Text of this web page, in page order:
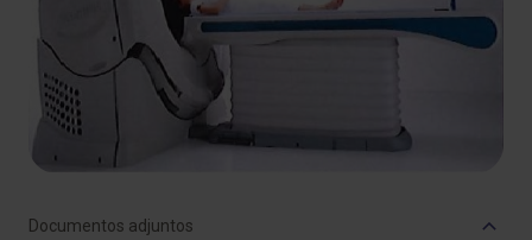
Documentos adjuntos